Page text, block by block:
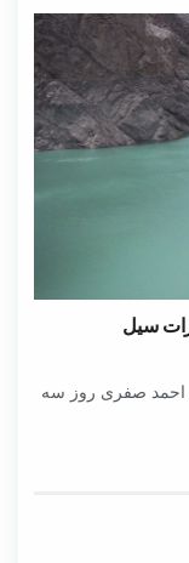
سیل
احمد صفری روز سه